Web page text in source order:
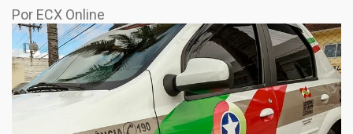
Por ECX Online